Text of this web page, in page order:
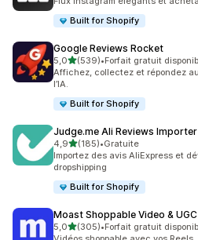
Built for Shopify
Google Reviews Rocket
5,0étoile(s) sur 5
(539)
539 avis au total
•Forfait gratuit
Affichez, collectez et répondez
l’IA.
Built for Shopify
Judge.me Ali Reviews Importer
4,9étoile(s) sur 5
(185)
185 avis au total
•Gratuite
Importez des avis AliExpress et
dropshipping
Built for Shopify
Moast Shoppable Video & UGC
5,0étoile(s) sur 5
(305)
305 avis au total
•Forfait gratuit